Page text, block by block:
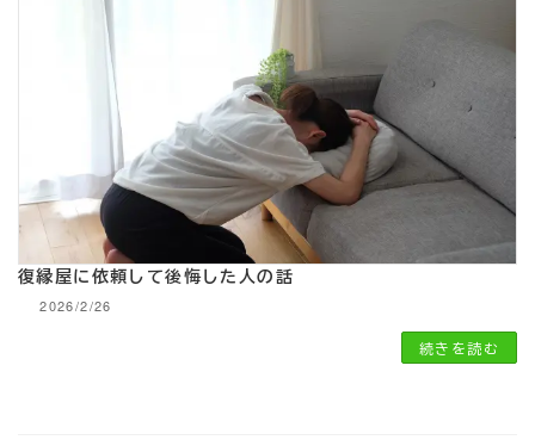
復縁屋に依頼して後悔した人の話
2026/2/26
続きを読む